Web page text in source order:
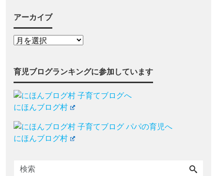
アーカイブ
育児ブログランキングに参加しています
にほんブログ村
にほんブログ村